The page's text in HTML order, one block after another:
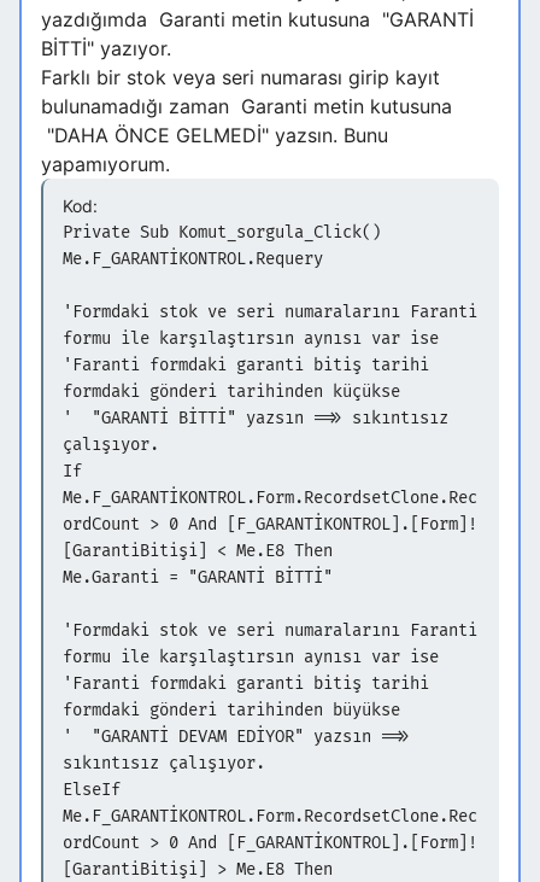
yazdığımda Garanti metin kutusuna "GARANTİ
BİTTİ" yazıyor.
Farklı bir stok veya seri numarası girip kayıt
bulunamadığı zaman Garanti metin kutusuna
"DAHA ÖNCE GELMEDİ" yazsın. Bunu
yapamıyorum.
Kod:
Private Sub Komut_sorgula_Click()
Me.F_GARANTİKONTROL.Requery
'Formdaki stok ve seri numaralarını Faranti
formu ile karşılaştırsın aynısı var ise
'Faranti formdaki garanti bitiş tarihi
formdaki gönderi tarihinden küçükse
' "GARANTİ BİTTİ" yazsın =>> sıkıntısız
çalışıyor.
If
Me.F_GARANTİKONTROL.Form.RecordsetClone.Rec
ordCount > 0 And [F_GARANTİKONTROL].[Form]!
[GarantiBitişi] < Me.E8 Then
Me.Garanti = "GARANTİ BİTTİ"
'Formdaki stok ve seri numaralarını Faranti
formu ile karşılaştırsın aynısı var ise
'Faranti formdaki garanti bitiş tarihi
formdaki gönderi tarihinden büyükse
' "GARANTİ DEVAM EDİYOR" yazsın =>>
sıkıntısız çalışıyor.
ElseIf
Me.F_GARANTİKONTROL.Form.RecordsetClone.Rec
ordCount > 0 And [F_GARANTİKONTROL].[Form]!
[GarantiBitişi] > Me.E8 Then